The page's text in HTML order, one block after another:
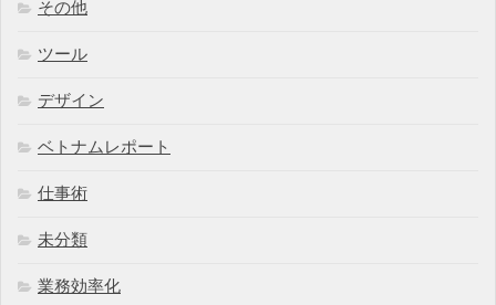
その他
ツール
デザイン
ベトナムレポート
仕事術
未分類
業務効率化